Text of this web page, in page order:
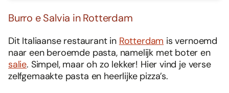
Burro e Salvia in Rotterdam
Dit Italiaanse restaurant in Rotterdam is vernoemd
naar een beroemde pasta, namelijk met boter en
salie. Simpel, maar oh zo lekker! Hier vind je verse
zelfgemaakte pasta en heerlijke pizza’s.